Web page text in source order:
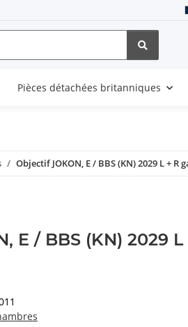
Pièces détachées britanniques
Objectif JOKON, E / BBS (KN) 2029 L + R
E / BBS (KN) 2029